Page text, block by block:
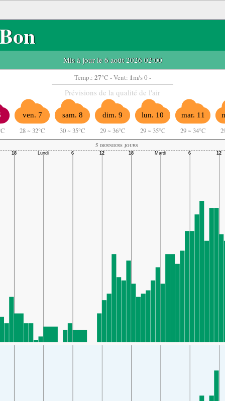
Mis à jour le 6 août 2026 02:00
Temp.: 27°C - Vent: 1m/s 0 -
Prévisions de la qualité de l'air
ven. 7
28 ~ 32°C
sam. 8
30 ~ 35°C
dim. 9
29 ~ 36°C
lun. 10
29 ~ 35°C
mar. 11
29 ~ 34°C
5 derniers jours